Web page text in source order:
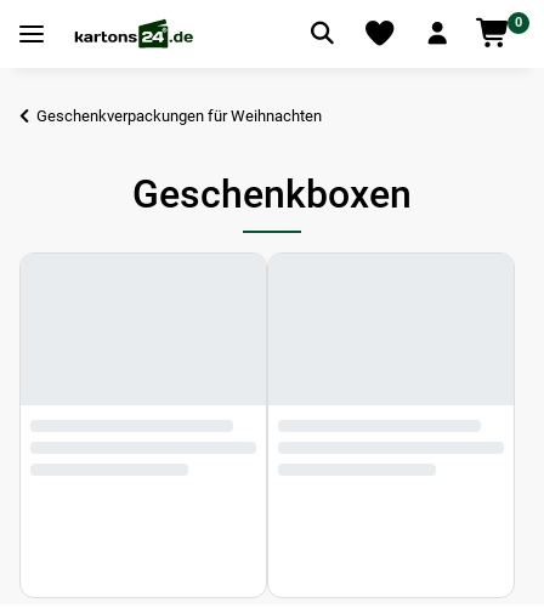
0
Geschenkverpackungen für Weihnachten
Geschenkboxen